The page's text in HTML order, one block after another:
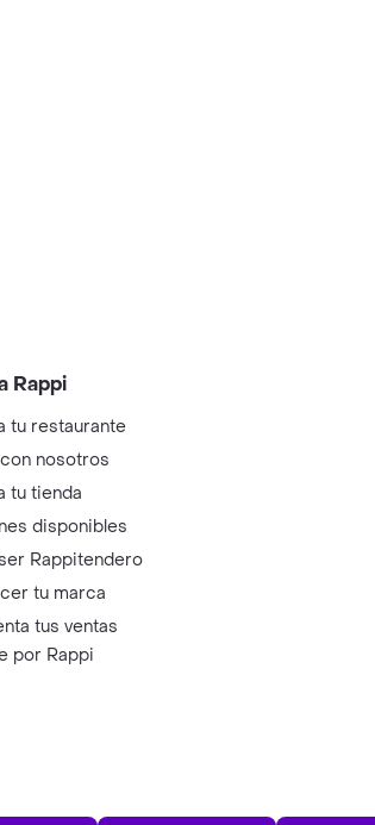
Rappi
tu restaurante
nosotros
tu tienda
disponibles
Rappitendero
tu marca
tus ventas
por Rappi